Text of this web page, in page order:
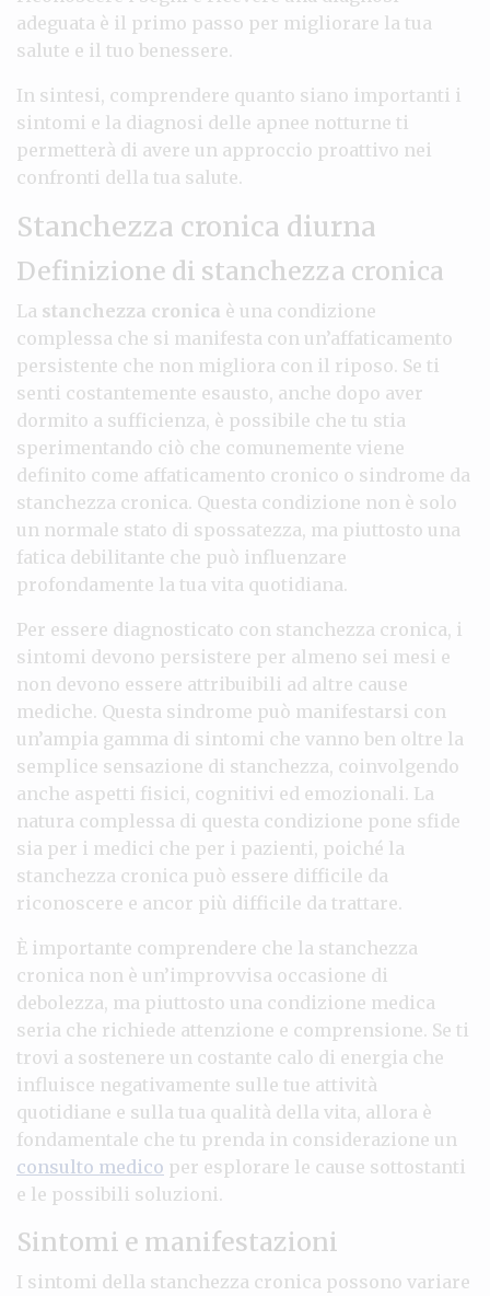
adeguata è il primo passo per migliorare la tua
salute e il tuo benessere.
In sintesi, comprendere quanto siano importanti i
sintomi e la diagnosi delle apnee notturne ti
permetterà di avere un approccio proattivo nei
confronti della tua salute.
Stanchezza cronica diurna
Definizione di stanchezza cronica
La stanchezza cronica è una condizione
complessa che si manifesta con un’affaticamento
persistente che non migliora con il riposo. Se ti
senti costantemente esausto, anche dopo aver
dormito a sufficienza, è possibile che tu stia
sperimentando ciò che comunemente viene
definito come affaticamento cronico o sindrome da
stanchezza cronica. Questa condizione non è solo
un normale stato di spossatezza, ma piuttosto una
fatica debilitante che può influenzare
profondamente la tua vita quotidiana.
Per essere diagnosticato con stanchezza cronica, i
sintomi devono persistere per almeno sei mesi e
non devono essere attribuibili ad altre cause
mediche. Questa sindrome può manifestarsi con
un’ampia gamma di sintomi che vanno ben oltre la
semplice sensazione di stanchezza, coinvolgendo
anche aspetti fisici, cognitivi ed emozionali. La
natura complessa di questa condizione pone sfide
sia per i medici che per i pazienti, poiché la
stanchezza cronica può essere difficile da
riconoscere e ancor più difficile da trattare.
È importante comprendere che la stanchezza
cronica non è un’improvvisa occasione di
debolezza, ma piuttosto una condizione medica
seria che richiede attenzione e comprensione. Se ti
trovi a sostenere un costante calo di energia che
influisce negativamente sulle tue attività
quotidiane e sulla tua qualità della vita, allora è
fondamentale che tu prenda in considerazione un
consulto medico per esplorare le cause sottostanti
e le possibili soluzioni.
Sintomi e manifestazioni
I sintomi della stanchezza cronica possono variare